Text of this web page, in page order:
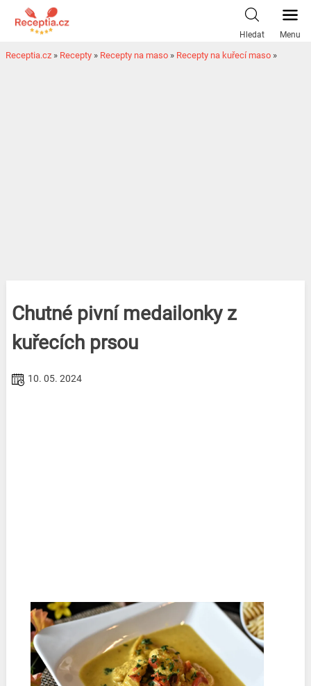
Hledat Menu
Receptia.cz » Recepty » Recepty na maso » Recepty na kuřecí maso »
Chutné pivní medailonky z
kuřecích prsou
10. 05. 2024